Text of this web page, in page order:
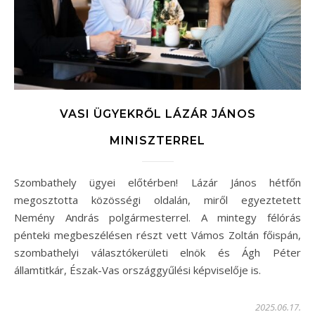
VASI ÜGYEKRŐL LÁZÁR JÁNOS
MINISZTERREL
Szombathely ügyei előtérben! Lázár János hétfőn
megosztotta közösségi oldalán, miről egyeztetett
Nemény András polgármesterrel. A mintegy félórás
pénteki megbeszélésen részt vett Vámos Zoltán főispán,
szombathelyi választókerületi elnök és Ágh Péter
államtitkár, Észak-Vas országgyűlési képviselője is.
2025.06.17.